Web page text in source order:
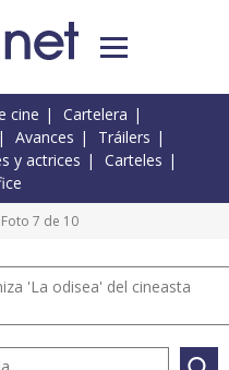
cine
Cartelera
Avances
Tráilers
y actrices
Carteles
7 de 10
'La odisea' del cineasta